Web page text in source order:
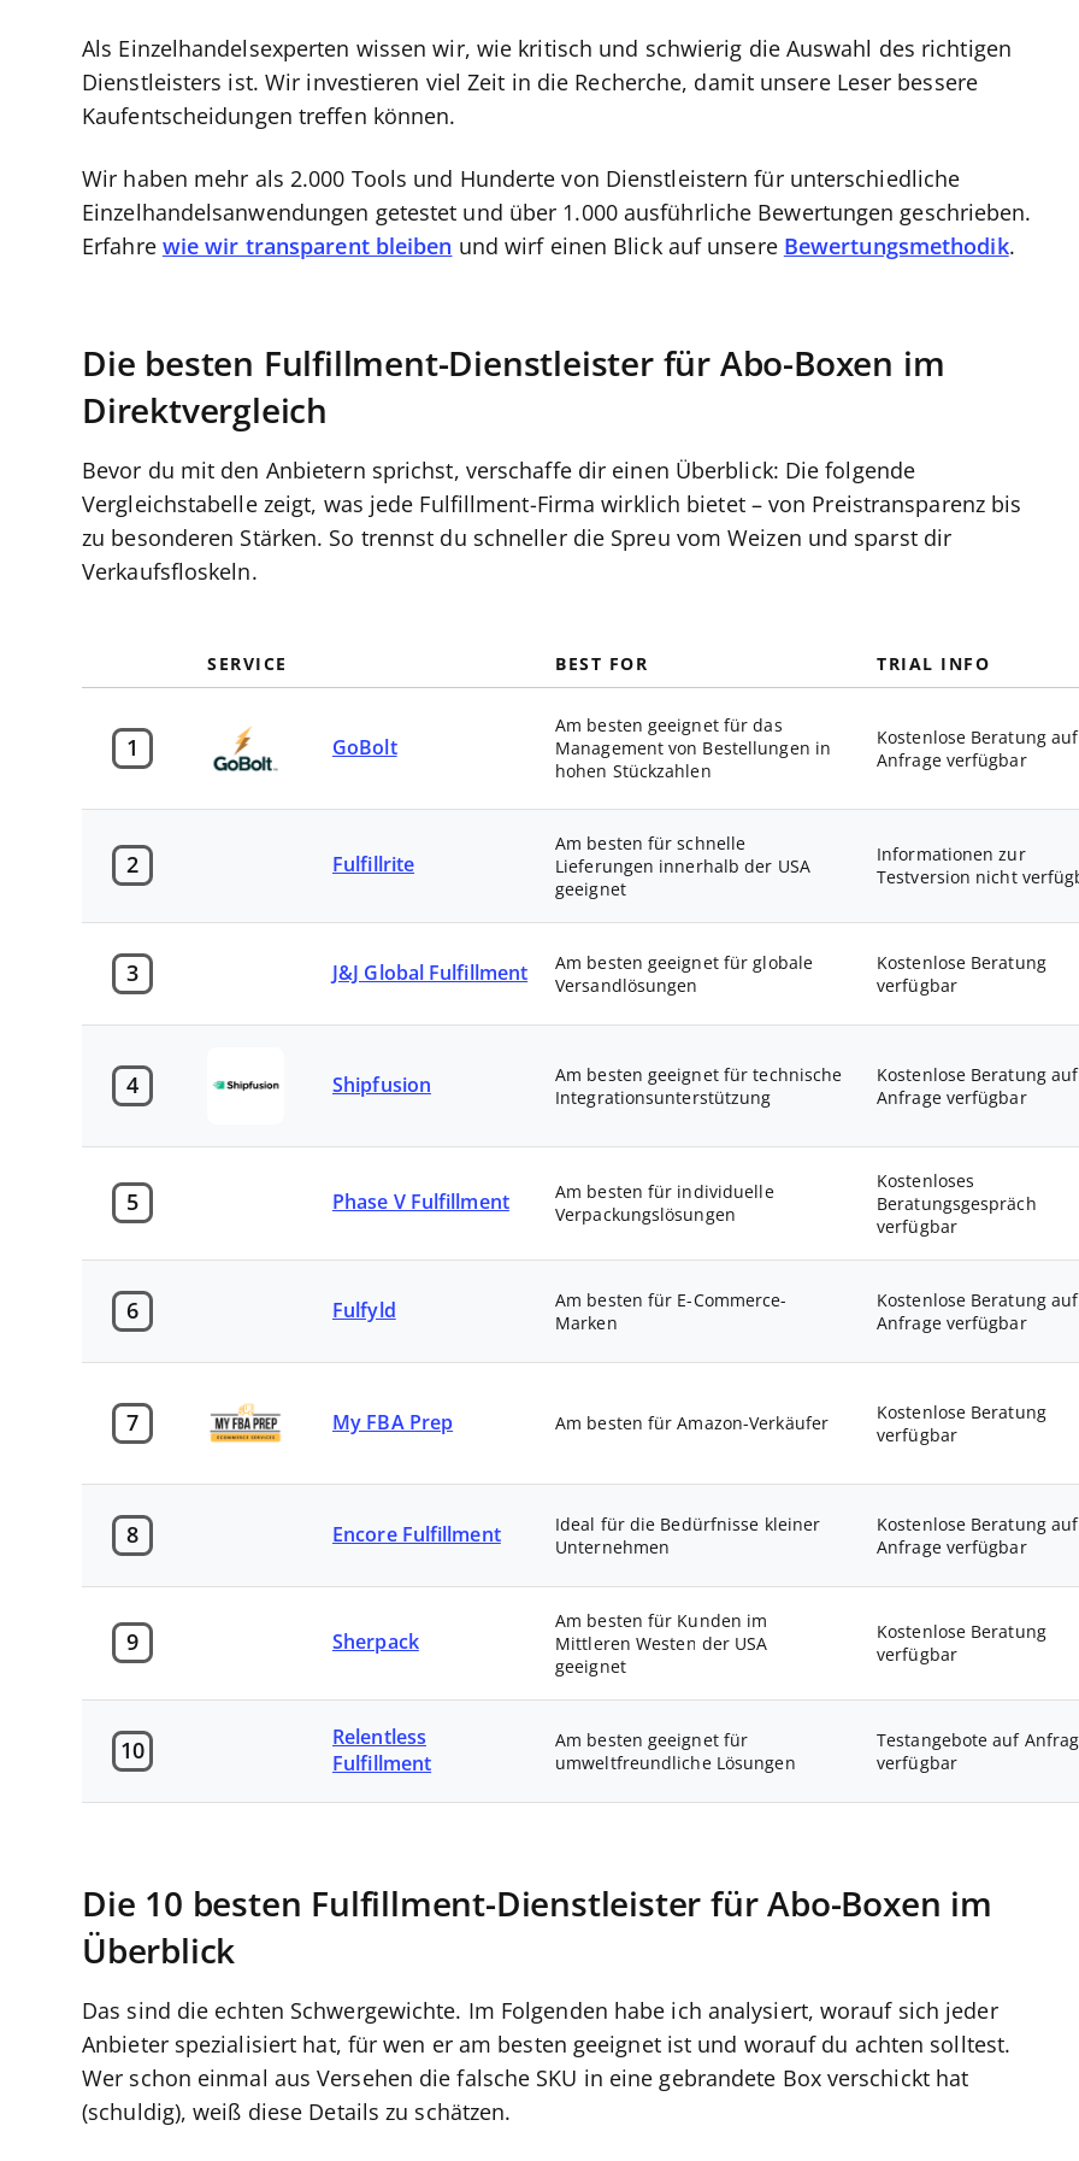
Als Einzelhandelsexperten wissen wir, wie kritisch und schwierig die Auswahl des richtigen
Dienstleisters ist. Wir investieren viel Zeit in die Recherche, damit unsere Leser bessere
Kaufentscheidungen treffen können.
Wir haben mehr als 2.000 Tools und Hunderte von Dienstleistern für unterschiedliche
Einzelhandelsanwendungen getestet und über 1.000 ausführliche Bewertungen geschrieben.
Erfahre wie wir transparent bleiben und wirf einen Blick auf unsere Bewertungsmethodik.
Die besten Fulfillment-Dienstleister für Abo-Boxen im
Direktvergleich
Bevor du mit den Anbietern sprichst, verschaffe dir einen Überblick: Die folgende
Vergleichstabelle zeigt, was jede Fulfillment-Firma wirklich bietet – von Preistransparenz bis
zu besonderen Stärken. So trennst du schneller die Spreu vom Weizen und sparst dir
Verkaufsfloskeln.
SERVICE BEST FOR TRIAL INFO
1 GoBolt
Am besten geeignet für das
Management von Bestellungen in
hohen Stückzahlen
Kostenlose Beratung auf
Anfrage verfügbar
2 Fulfillrite
Am besten für schnelle
Lieferungen innerhalb der USA
geeignet
Informationen zur
Testversion nicht
3 J&J Global Fulfillment
Am besten geeignet für globale
Versandlösungen
Kostenlose Beratung
verfügbar
4 Shipfusion
Am besten geeignet für technische
Integrationsunterstützung
Kostenlose Beratung auf
Anfrage verfügbar
5 Phase V Fulfillment
Am besten für individuelle
Verpackungslösungen
Kostenloses
Beratungsgespräch
verfügbar
6 Fulfyld
Am besten für E-Commerce-
Marken
Kostenlose Beratung auf
Anfrage verfügbar
7 My FBA Prep Am besten für Amazon-Verkäufer
Kostenlose Beratung
verfügbar
8 Encore Fulfillment
Ideal für die Bedürfnisse kleiner
Unternehmen
Kostenlose Beratung auf
Anfrage verfügbar
9 Sherpack
Am besten für Kunden im
Mittleren Westen der USA
geeignet
Kostenlose Beratung
verfügbar
10
Relentless
Fulfillment
Am besten geeignet für
umweltfreundliche Lösungen
Testangebote auf
verfügbar
Die 10 besten Fulfillment-Dienstleister für Abo-Boxen im
Überblick
Das sind die echten Schwergewichte. Im Folgenden habe ich analysiert, worauf sich jeder
Anbieter spezialisiert hat, für wen er am besten geeignet ist und worauf du achten solltest.
Wer schon einmal aus Versehen die falsche SKU in eine gebrandete Box verschickt hat
(schuldig), weiß diese Details zu schätzen.